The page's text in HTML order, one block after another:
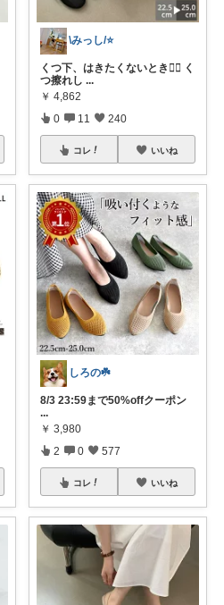
\みっし/⭐️
くつ下、はきたくないとき🙆‍♀ く
つ擦れし ...
￥ 4,862
0 11 240
コレ いいね
しろの☘️
8/3 23:59まで50%offクーポン
...
￥ 3,980
2 0 577
コレ いいね